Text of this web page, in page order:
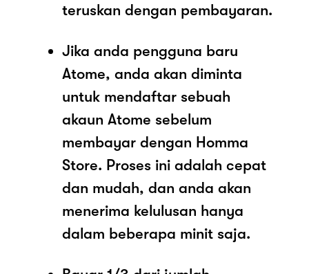
teruskan dengan pembayaran.
Jika anda pengguna baru
Atome, anda akan diminta
untuk mendaftar sebuah
akaun Atome sebelum
membayar dengan Homma
Store. Proses ini adalah cepat
dan mudah, dan anda akan
menerima kelulusan hanya
dalam beberapa minit saja.